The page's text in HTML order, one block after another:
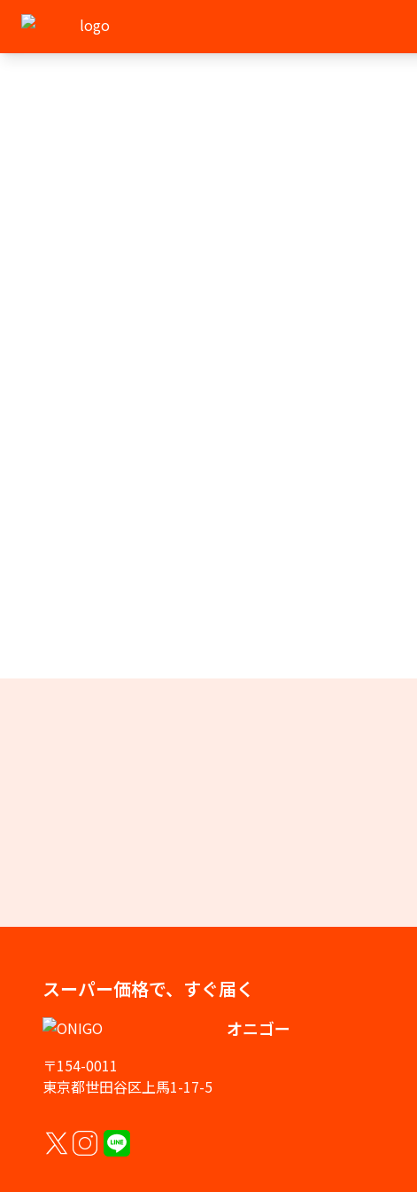
スーパー価格で、すぐ届く
オニゴー
〒154-0011
東京都世田谷区上馬1-17-5